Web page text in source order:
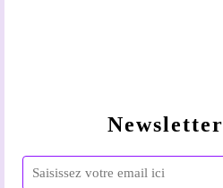
Newsletter